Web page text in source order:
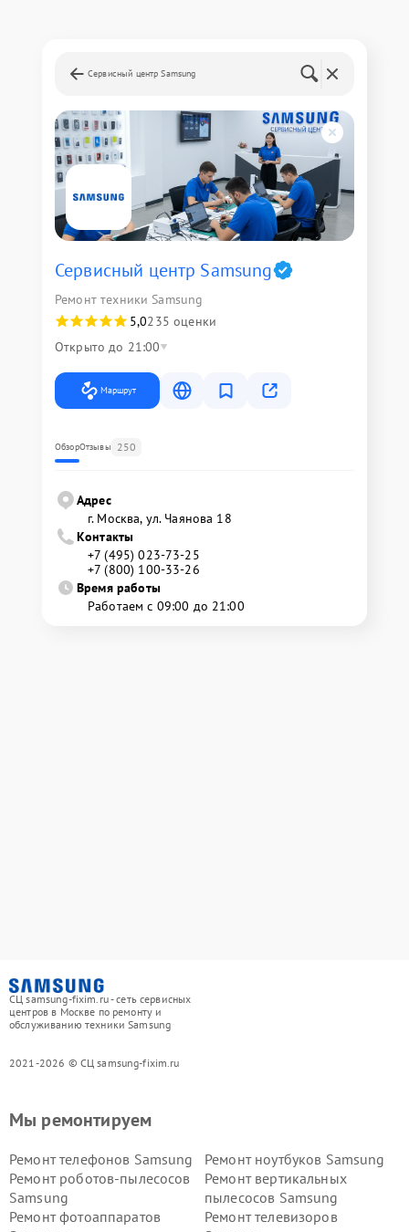
Сервисный центр Samsung
Сервисный центр Samsung
Ремонт техники Samsung
5,0235 оценки
Открыто до 21:00
Маршрут
ОбзорОтзывы 250
Адрес
г. Москва, ул. Чаянова 18
Контакты
+7 (495) 023-73-25
+7 (800) 100-33-26
Время работы
Работаем с 09:00 до 21:00
СЦ samsung-fixim.ru - сеть сервисных
центров в Москве по ремонту и
обслуживанию техники Samsung
2021-2026 © СЦ samsung-fixim.ru
Мы ремонтируем
Ремонт телефонов Samsung
Ремонт ноутбуков Samsung
Ремонт роботов-пылесосов
Samsung
Ремонт вертикальных
пылесосов Samsung
Ремонт фотоаппаратов
Ремонт телевизоров